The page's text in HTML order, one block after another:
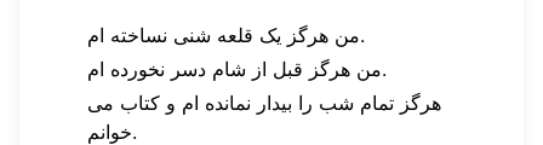
من هرگز یک قلعه شنی نساخته ام.
من هرگز قبل از شام دسر نخورده ام.
هرگز تمام شب را بیدار نمانده ام و کتاب می
خوانم.